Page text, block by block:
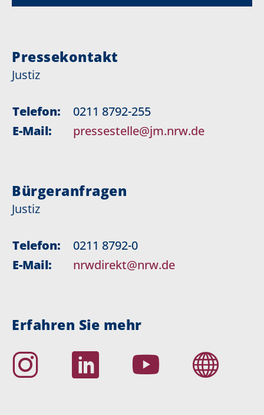
Pressekontakt
Justiz
Telefon:
0211 8792-255
E-Mail:
pressestelle@jm.nrw.de
Bürgeranfragen
Justiz
Telefon:
0211 8792-0
E-Mail:
nrwdirekt@nrw.de
Erfahren Sie mehr